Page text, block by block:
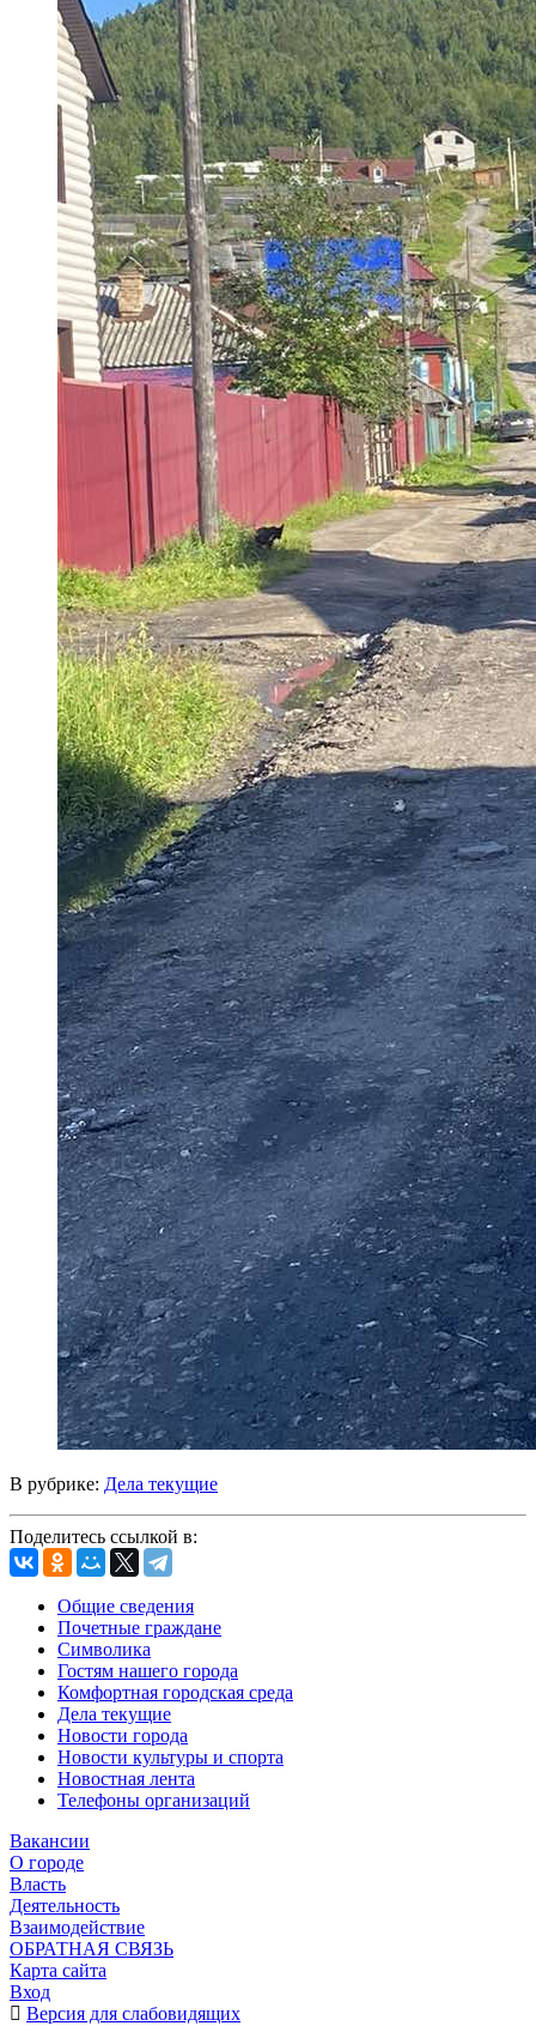
В рубрике: Дела текущие
Поделитесь ссылкой в:
Общие сведения
Почетные граждане
Символика
Гостям нашего города
Комфортная городская среда
Дела текущие
Новости города
Новости культуры и спорта
Новостная лента
Телефоны организаций
Вакансии
О городе
Власть
Деятельность
Взаимодействие
ОБРАТНАЯ СВЯЗЬ
Карта сайта
Вход
Версия для слабовидящих